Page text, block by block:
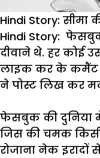
Hindi Story: सीमा
Hindi Story:
दीवाने थे. हर कोई
लाइक कर के कमैंट
ने पोस्ट लिख कर
फेसबुक की दुनिया
जिस की चमक
रोजाना नेक इरादों